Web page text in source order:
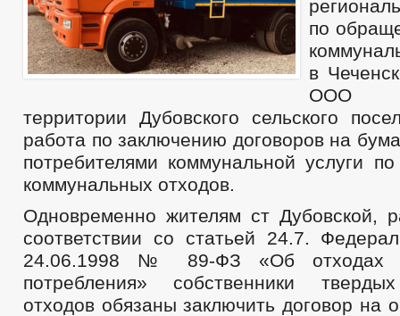
по
в
ООО
территории Дубовского сельского
работа по заключению договоров на
потребителями коммунальной услуги
коммунальных отходов.
Одновременно жителям ст Дубовской,
соответствии со статьей 24.7.
24.06.1998 № 89-ФЗ «Об отходах
потребления» собственники
отходов обязаны заключить договор на